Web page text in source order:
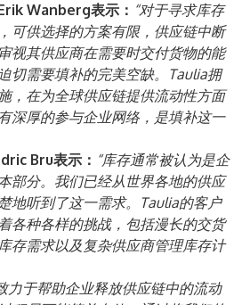
Wanberg表示： “对于寻求库存
可供选择的方案有限，供应链中断
视其供应商在需要时交付货物的能
切需要填补的完美空缺。Taulia拥
，在为全球供应链提供流动性方面
深厚的参与企业网络，是填补这一
Bru表示： “库存通常被认为是企
部分。我们已经从世界各地的供应
地听到了这一需求。Taulia的客户
各种各样的挑战，包括漫长的交货
存需求以及复杂供应商管理库存计
力于帮助企业释放供应链中的流动